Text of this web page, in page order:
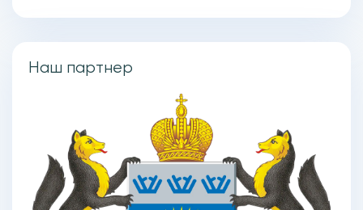
Наш партнер